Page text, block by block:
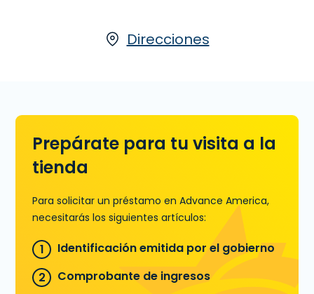
(423) 926-7413para precalificar.
Direcciones
Prepárate para tu visita a la
tienda
Para solicitar un préstamo en Advance America,
necesitarás los siguientes artículos:
Identificación emitida por el gobierno
Comprobante de ingresos